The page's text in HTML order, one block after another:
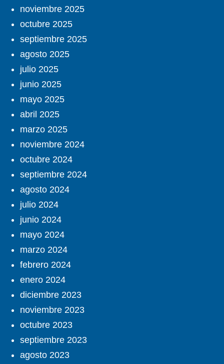
noviembre 2025
octubre 2025
septiembre 2025
agosto 2025
julio 2025
junio 2025
mayo 2025
abril 2025
marzo 2025
noviembre 2024
octubre 2024
septiembre 2024
agosto 2024
julio 2024
junio 2024
mayo 2024
marzo 2024
febrero 2024
enero 2024
diciembre 2023
noviembre 2023
octubre 2023
septiembre 2023
agosto 2023